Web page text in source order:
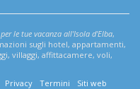
le tue vacanza all'Isola d'Elba,
sugli hotel, appartamenti,
villaggi, affittacamere, voli,
Privacy Termini
Siti web